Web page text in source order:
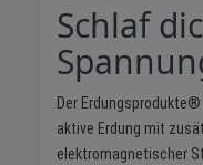
Schlaf
Der
aktive Erdung mit
elektromagnetischer